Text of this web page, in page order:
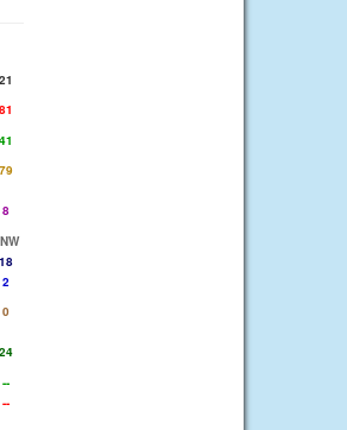
21
81
41
79
8
18
2
0
24
--
--